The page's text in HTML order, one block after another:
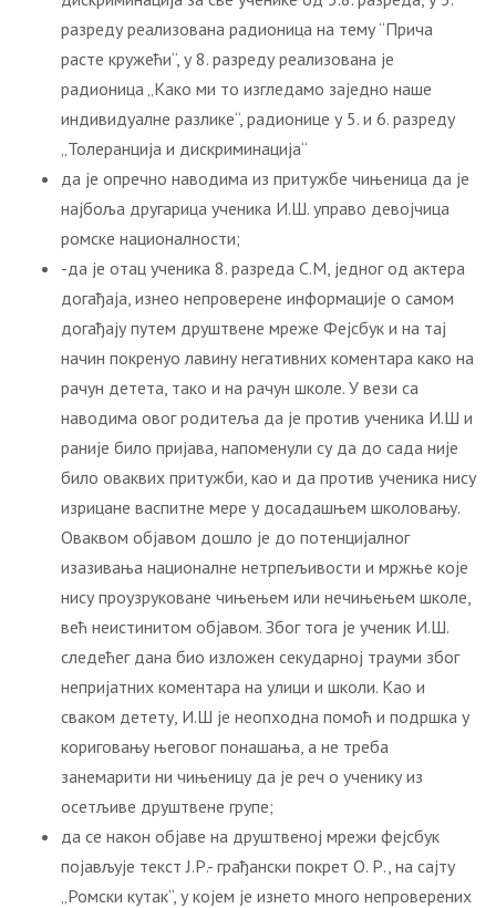
разреду реализована радионица на тему “Прича
расте кружећи“, у 8. разреду реализована је
радионица „Како ми то изгледамо заједно наше
индивидуалне разлике“, радионице у 5. и 6. разреду
„Толеранција и дискриминација“
да је опречно наводима из притужбе чињеница да је
најбоља другарица ученика И.Ш. управо девојчица
ромске националности;
-да је отац ученика 8. разреда С.М, једног од актера
догађаја, изнео непроверене информације о самом
догађају путем друштвене мреже Фејсбук и на тај
начин покренуо лавину негативних коментара како на
рачун детета, тако и на рачун школе. У вези са
наводима овог родитеља да је против ученика И.Ш и
раније било пријава, напоменули су да до сада није
било оваквих притужби, као и да против ученика нису
изрицане васпитне мере у досадашњем школовању.
Оваквом објавом дошлo је до потенцијалног
изазивања националне нетрпељивости и мржње које
нису проузруковане чињењем или нечињењем школе,
већ неистинитом објавом. Због тога је ученик И.Ш.
следећег дана био изложен секударној трауми због
непријатних коментара на улици и школи. Као и
сваком детету, И.Ш је неопходна помоћ и подршка у
кориговању његовог понашања, а не треба
занемарити ни чињеницу да је реч о ученику из
осетљиве друштвене групе;
да се након објаве на друштвеној мрежи фејсбук
појављује текст Ј.Р.- грађански покрет О. Р., на сајту
„Ромски кутак“, у којем је изнето много непроверених